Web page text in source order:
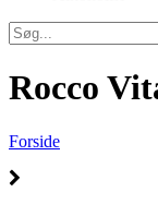
Rocco
Forside